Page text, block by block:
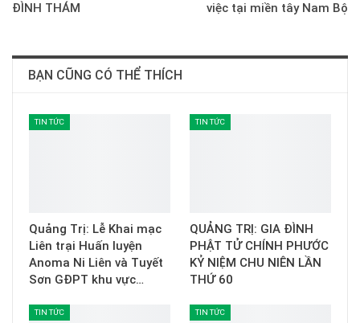
ĐÌNH THÁM
việc tại miền tây Nam Bộ
BẠN CŨNG CÓ THỂ THÍCH
TIN TỨC
Quảng Trị: Lễ Khai mạc
Liên trại Huấn luyện
Anoma Ni Liên và Tuyết
Sơn GĐPT khu vực…
TIN TỨC
QUẢNG TRỊ: GIA ĐÌNH
PHẬT TỬ CHÍNH PHƯỚC
KỶ NIỆM CHU NIÊN LẦN
THỨ 60
TIN TỨC TIN TỨC